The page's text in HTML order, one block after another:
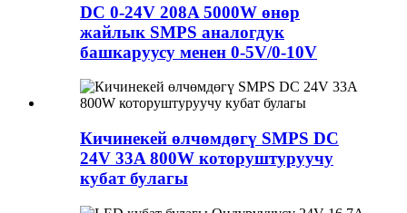
DC 0-24V 208A 5000W өнөр
жайлык SMPS аналогдук
башкаруусу менен 0-5V/0-10V
Кичинекей өлчөмдөгү SMPS DC
24V 33A 800W которуштуруучу
кубат булагы